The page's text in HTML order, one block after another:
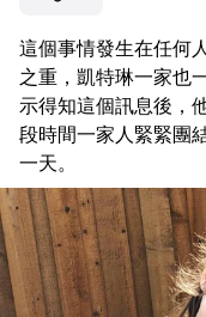
這個事情發生在任何
之重，凱特琳一家也
示得知這個訊息後，
段時間一家人緊緊團
一天。